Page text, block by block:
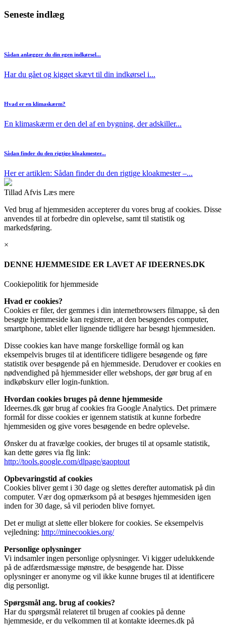
Seneste indlæg
Sådan anlægger du din egen indkørsel...
Har du gået og kigget skævt til din indkørsel i...
Hvad er en klimaskærm?
En klimaskærm er den del af en bygning, der adskiller...
Sådan finder du den rigtige kloakmester...
Her er artiklen: Sådan finder du den rigtige kloakmester –...
Tillad Afvis Læs mere
Ved brug af hjemmesiden accepterer du vores brug af cookies. Disse
anvendes til at forbedre din oplevelse, samt til statistik og
markedsføring.
×
DENNE HJEMMESIDE ER LAVET AF IDEERNES.DK
Cookiepolitik for hjemmeside
Hvad er cookies?
Cookies er filer, der gemmes i din internetbrowsers filmappe, så den
besøgte hjemmeside kan registrere, at den besøgendes computer,
smartphone, tablet eller lignende tidligere har besøgt hjemmesiden.
Disse cookies kan have mange forskellige formål og kan
eksempelvis bruges til at identificere tidligere besøgende og føre
statistik over besøgende på en hjemmeside. Derudover er cookies en
nødvendighed på hjemmesider eller webshops, der gør brug af en
indkøbskurv eller login-funktion.
Hvordan cookies bruges på denne hjemmeside
Ideernes.dk gør brug af cookies fra Google Analytics. Det primære
formål for disse cookies er igennem statistik at kunne forbedre
hjemmesiden og give vores besøgende en bedre oplevelse.
Ønsker du at fravælge cookies, der bruges til at opsamle statistik,
kan dette gøres via flg link:
http://tools.google.com/dlpage/gaoptout
Opbevaringstid af cookies
Cookies bliver gemt i 30 dage og slettes derefter automatisk på din
computer. Vær dog opmærksom på at besøges hjemmesiden igen
inden for 30 dage, så vil perioden blive fornyet.
Det er muligt at slette eller blokere for cookies. Se eksempelvis
vejledning: http://minecookies.org/
Personlige oplysninger
Vi indsamler ingen personlige oplysninger. Vi kigger udelukkende
på de adfærdsmæssige mønstre, de besøgende har. Disse
oplysninger er anonyme og vil ikke kunne bruges til at identificere
dig personligt.
Spørgsmål ang. brug af cookies?
Har du spørgsmål relateret til brugen af cookies på denne
hjemmeside, er du velkommen til at kontakte ideernes.dk på